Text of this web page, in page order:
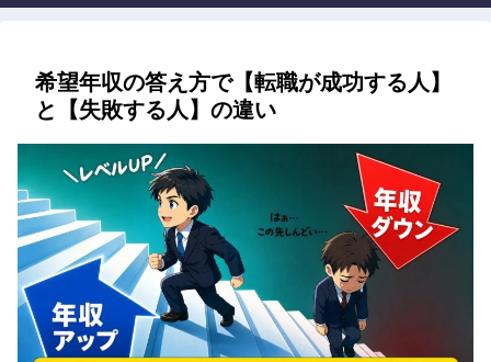
希望年収の答え方で【転職が成功する人】
と【失敗する人】の違い